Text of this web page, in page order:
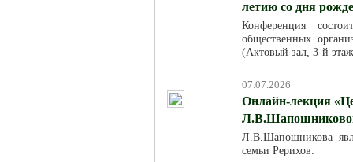
летию со дня
Конференция
общественных
(Актовый зал, 3-й
07.07.2026
Онлайн-лекция
Л.В.Шапошникова
семьи Рерихов.